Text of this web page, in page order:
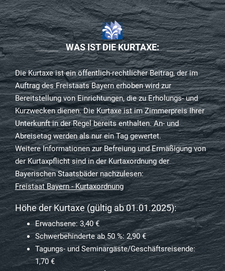
WAS IST DIE KURTAXE:
Die Kurtaxe ist ein öffentlich-rechtlicher Beitrag, der im
Auftrag des Freistaats Bayern erhoben wird zur
Bereitstellung von Einrichtungen, die zu Erholungs- und
Kurzwecken dienen. Die Kurtaxe ist im Zimmerpreis Ihrer
Unterkunft in der Regel bereits enthalten. An- und
Abreisetag werden als nur ein Tag gewertet.
Weitere Informationen zur Befreiung und Ermäßigung von
der Kurtaxpflicht sind in der Kurtaxordnung der
Bayerischen Staatsbäder nachzulesen:
Freistaat Bayern - Kurtaxordnung
Höhe der Kurtaxe (gültig ab 01.01.2025):
Erwachsene: 3,40 €
Schwerbehinderte ab 50 %: 2,90 €
Tagungs- und Seminargäste/Geschäftsreisende:
1,70 €